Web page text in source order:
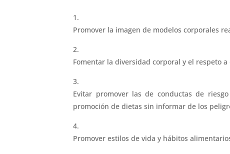
Promover la imagen de modelos corporales
Fomentar la diversidad corporal y el respeto
Evitar promover las de conductas de
promoción de dietas sin informar de los
Promover estilos de vida y hábitos